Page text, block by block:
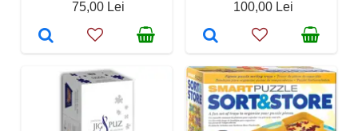
75,00 Lei
100,00 Lei